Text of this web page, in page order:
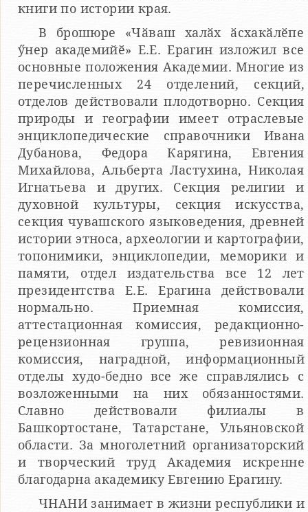
книги по истории края.
В брошюре «Чӑваш халӑх ӑсхакӑлӗпе
ӳнер академийӗ» Е.Е. Ерагин изложил все
основные положения Академии. Многие из
перечисленных 24 отделений, секций,
отделов действовали плодотворно. Секция
природы и географии имеет отраслевые
энциклопедические справочники Ивана
Дубанова, Федора Карягина, Евгения
Михайлова, Альберта Ластухина, Николая
Игнатьева и других. Секция религии и
духовной культуры, секция искусства,
секция чувашского языковедения, древней
истории этноса, археологии и картографии,
топонимики, энциклопедии, меморики и
памяти, отдел издательства все 12 лет
президентства Е.Е. Ерагина действовали
нормально. Приемная комиссия,
аттестационная комиссия, редакционно-
рецензионная группа, ревизионная
комиссия, наградной, информационный
отделы худо-бедно все же справлялись с
возложенными на них обязанностями.
Славно действовали филиалы в
Башкортостане, Татарстане, Ульяновской
области. За многолетний организаторский
и творческий труд Академия искренне
благодарна академику Евгению Ерагину.
ЧНАНИ занимает в жизни республики и